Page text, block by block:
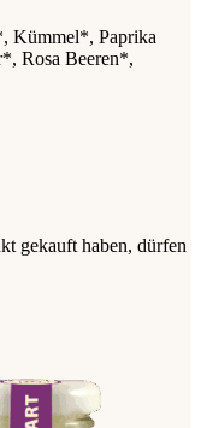
Kümmel*, Paprika
Rosa Beeren*,
gekauft haben, dürfen